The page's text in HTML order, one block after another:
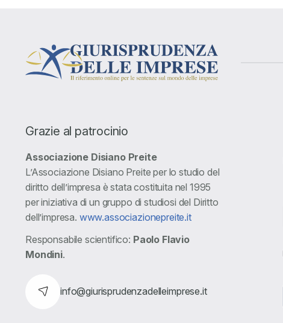
Grazie al patrocinio
Associazione Disiano Preite
L’Associazione Disiano Preite per lo studio del
diritto dell’impresa è stata costituita nel 1995
per iniziativa di un gruppo di studiosi del Diritto
dell’impresa. www.associazionepreite.it
Responsabile scientifico: Paolo Flavio
Mondini.
info@giurisprudenzadelleimprese.it